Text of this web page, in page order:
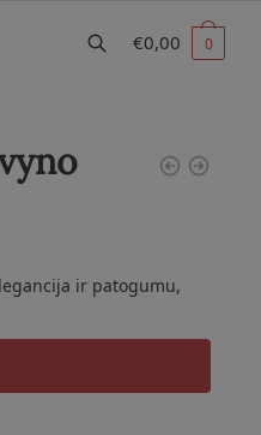
€0,00 0
ir patogumu,